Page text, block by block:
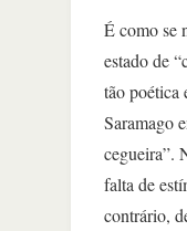
É como se
estado de
tão poética
Saramago
cegueira”.
falta de
contrário,